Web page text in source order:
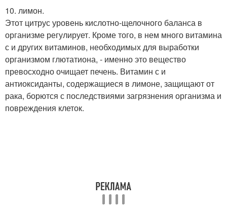
10. лимон.
Этот цитрус уровень кислотно-щелочного баланса в
организме регулирует. Кроме того, в нем много витамина
с и других витаминов, необходимых для выработки
организмом глютатиона, - именно это вещество
превосходно очищает печень. Витамин с и
антиоксиданты, содержащиеся в лимоне, защищают от
рака, борются с последствиями загрязнения организма и
повреждения клеток.